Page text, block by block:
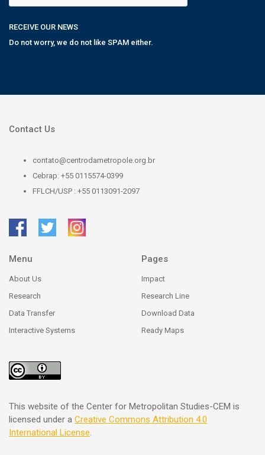
RECEIVE OUR NEWS
Do not worry, we do not like SPAM either.
Contact Us
contato@centrodametropole.org.br
Cebrap: +55 0115574-0399
FFLCH/USP : +55 0113091-2097
Menu
About Us
Research
Data Transfer
Interactive Systems
Pages
Impact
Research Line
Download Data
Ready Maps
This website of the Center for Metropolitan Studies-CEM is
licensed under a Creative Commons Attribution 4.0
International License.